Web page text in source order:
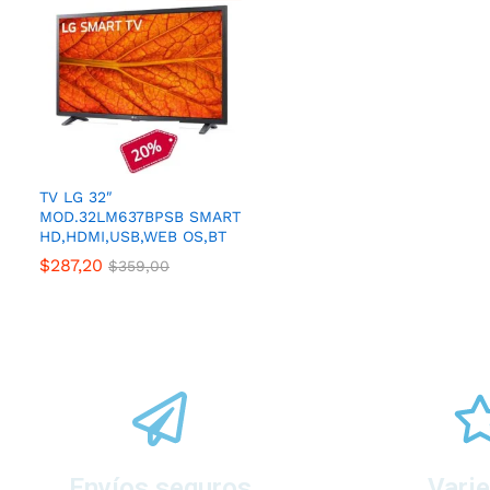
TV LG 32″
MOD.32LM637BPSB SMART
HD,HDMI,USB,WEB OS,BT
$287,20 $359,00